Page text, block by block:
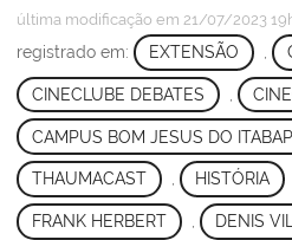
última modificação em 21/07/2023
registrado em: EXTENSÃO ,
CINECLUBE DEBATES
CAMPUS BOM JESUS DO
THAUMACAST , HISTÓRIA
FRANK HERBERT DENIS